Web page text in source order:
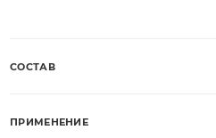
СОСТАВ
ПРИМЕНЕНИЕ